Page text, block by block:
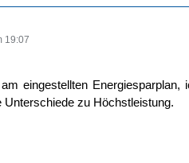
19:07
eingestellten
Unterschiede zu Höchstleistung.